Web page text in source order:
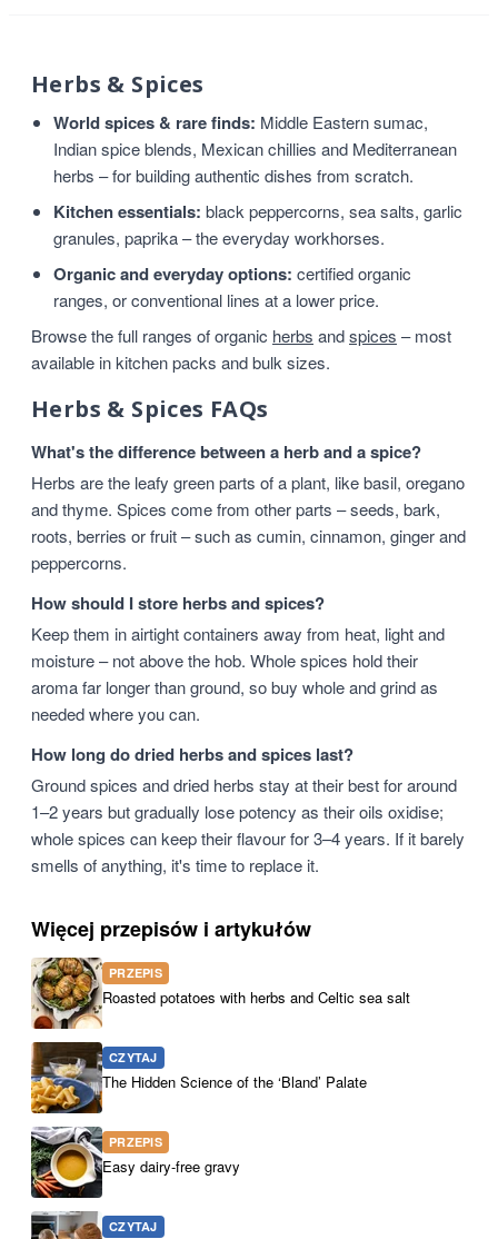
Herbs & Spices
World spices & rare finds: Middle Eastern sumac,
Indian spice blends, Mexican chillies and Mediterranean
herbs – for building authentic dishes from scratch.
Kitchen essentials: black peppercorns, sea salts, garlic
granules, paprika – the everyday workhorses.
Organic and everyday options: certified organic
ranges, or conventional lines at a lower price.
Browse the full ranges of organic herbs andspices – most
available in kitchen packs and bulk sizes.
Herbs & Spices FAQs
What's the difference between a herb and a spice?
Herbs are the leafy green parts of a plant, like basil, oregano
and thyme. Spices come from other parts – seeds, bark,
roots, berries or fruit – such as cumin, cinnamon, ginger and
peppercorns.
How should I store herbs and spices?
Keep them in airtight containers away from heat, light and
moisture – not above the hob. Whole spices hold their
aroma far longer than ground, so buy whole and grind as
needed where you can.
How long do dried herbs and spices last?
Ground spices and dried herbs stay at their best for around
1–2 years but gradually lose potency as their oils oxidise;
whole spices can keep their flavour for 3–4 years. If it barely
smells of anything, it's time to replace it.
Więcej przepisów i artykułów
PRZEPIS
Roasted potatoes with herbs and Celtic sea salt
CZYTAJ
The Hidden Science of the ‘Bland’ Palate
PRZEPIS
Easy dairy-free gravy
CZYTAJ